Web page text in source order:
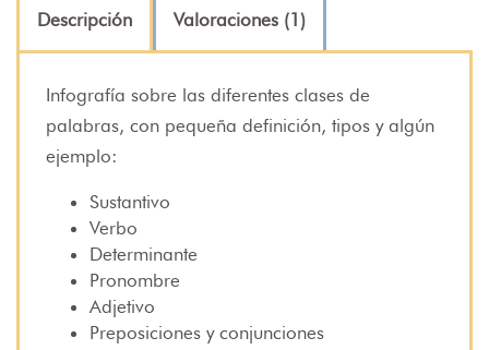
Descripción Valoraciones (1)
Infografía sobre las diferentes clases de
palabras, con pequeña definición, tipos y algún
ejemplo:
Sustantivo
Verbo
Determinante
Pronombre
Adjetivo
Preposiciones y conjunciones